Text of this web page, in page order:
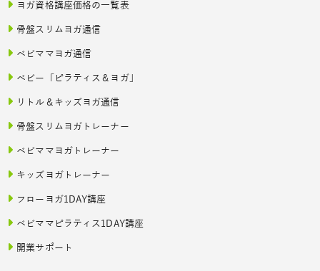
ヨガ資格講座価格の一覧表
骨盤スリムヨガ通信
ベビママヨガ通信
ベビー「ピラティス＆ヨガ」
リトル＆キッズヨガ通信
骨盤スリムヨガトレーナー
ベビママヨガトレーナー
キッズヨガトレーナー
フローヨガ1DAY講座
ベビママピラティス1DAY講座
開業サポート